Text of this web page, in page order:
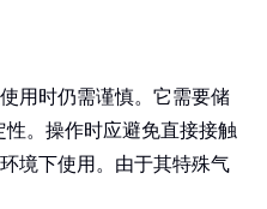
用时仍需谨慎。它需要储
性。操作时应避免直接接触
境下使用。由于其特殊气